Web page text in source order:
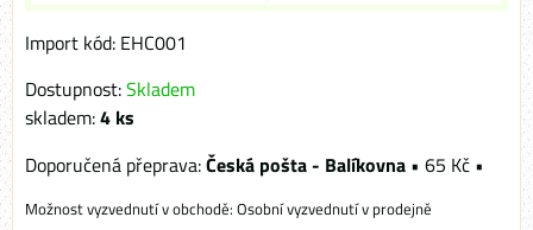
Import kód: EHC001
Dostupnost:Skladem
skladem:4 ks
Česká pošta - Balíkovna • 65 Kč •
Osobní vyzvednutí v prodejně